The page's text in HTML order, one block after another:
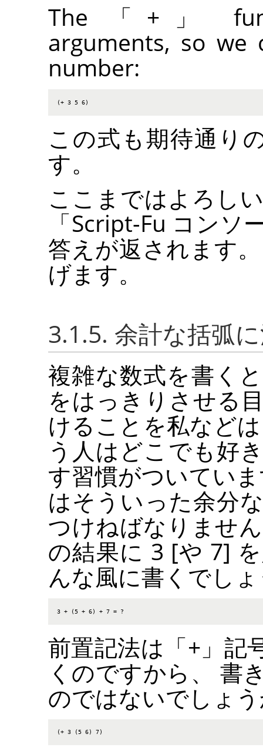
The 「 + 」
arguments, so
number:
(+ 3 5 6)
この式も期待通り
す。
ここまではよろし
「Script-Fu コンソ
答えが返されます
げます。
3.1.5. 余計な括弧
複雑な数式を書く
をはっきりさせる
けることを私など
う人はどこでも好
す習慣がついてい
はそういった余分
つけねばなりませ
の結果に 3 [や 7]
んな風に書くでし
3 + (5 + 6) + 7 = ?
前置記法は 「+ 」 記
くのですから、 書
のではないでしょ
(+ 3 (5 6) 7)